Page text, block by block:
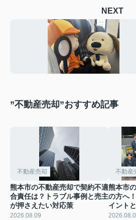
NEXT
”不動産売却”おすすめ記事
不動産売却
熊本市の不動産売却で契約不適
合責任は？トラブル事例と売主
が押さえたい対応策
2026.08.09
不動産
熊本市
の方へ
イント